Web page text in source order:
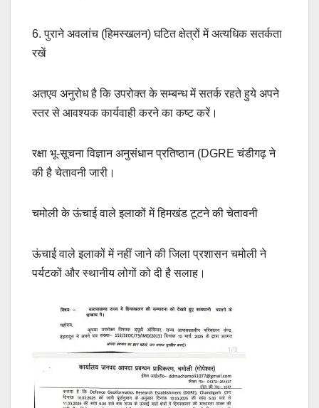
6. पुराने अवलांच (हिमस्खलन) घटित क्षेत्रों में अत्यधिक सतर्कता
रखें
अतएव अनुरोध है कि उपरोक्त के सम्बन्ध में सतर्क रहते हुये अपने
स्तर से आवश्यक कार्यवाही करने का कष्ट करें।
रक्षा भू-सूचना विज्ञान अनुसंधान प्रतिष्ठान (DGRE चंडीगढ़ ने
की है चेतावनी जारी।
चमोली के ऊंचाई वाले इलाकों में हिमखंड टूटने की चेतावनी
ऊंचाई वाले इलाकों में नहीं जाने की जिला प्रशासन चमोली ने
पर्यटकों और स्थानीय लोगों को दी है सलाह।